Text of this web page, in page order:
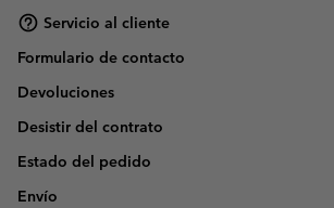
Servicio al cliente
Formulario de contacto
Devoluciones
Desistir del contrato
Estado del pedido
Envío